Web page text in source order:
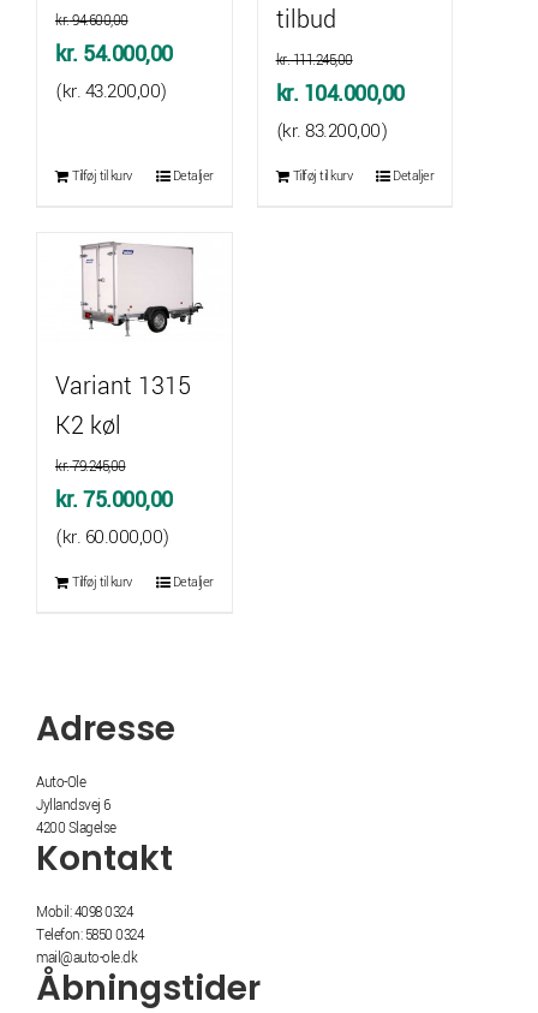
kr.94.600,00
Den
oprindelige
kr. 54.000,00Den
(kr.43.200,00)
Tilføj til kurv Detaljer
tilbud
kr.111.245,00
Den
oprindelige
pris
kr. 104.000,00Den
pris
(kr.83.200,00)
Tilføj til kurv Detaljer
Variant 1315
K2 køl
kr.79.245,00
Den
oprindelige
pris
kr.75.000,00Den
pris
(kr. 60.000,00)
Tilføj til kurv Detaljer
Adresse
Auto-Ole
Jyllandsvej 6
4200 Slagelse
Kontakt
Mobil: 4098 0324
Telefon: 5850 0324
mail@auto-ole.dk
Åbningstider